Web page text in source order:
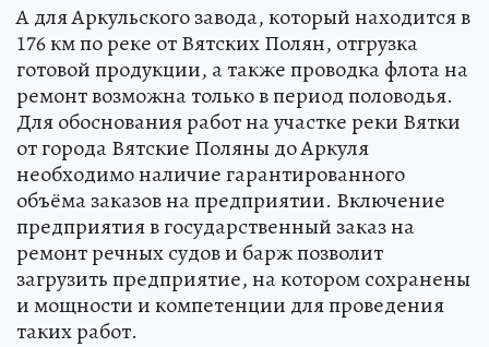
А для Аркульского завода, который находится в
176 км по реке от Вятских Полян, отгрузка
готовой продукции, а также проводка флота на
ремонт возможна только в период половодья.
Для обоснования работ на участке реки Вятки
от города Вятские Поляны до Аркуля
необходимо наличие гарантированного
объёма заказов на предприятии. Включение
предприятия в государственный заказ на
ремонт речных судов и барж позволит
загрузить предприятие, на котором сохранены
и мощности и компетенции для проведения
таких работ.